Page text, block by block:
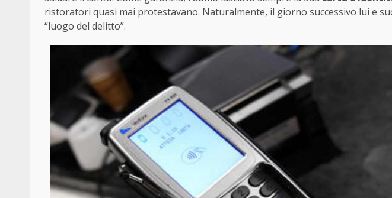
ristoratori quasi mai protestavano. Naturalmente, il giorno successivo lui e
“luogo del delitto”.